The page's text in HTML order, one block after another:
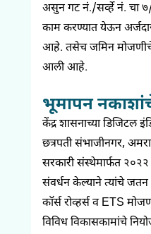
असुन गट नं./सर्व्हे नं. चा ७/
काम करण्यात येऊन
आहे. तसेच जमिन मोजणीचे
आली आहे.
भूमापन
केंद्र शासनाच्या डिजिटल
छत्रपती संभाजीनगर,
सरकारी संस्थेमार्फत
संवर्धन केल्याने त्यांचे
कॉर्स रोव्हर्स व ETS
विविध विकासकामांचे